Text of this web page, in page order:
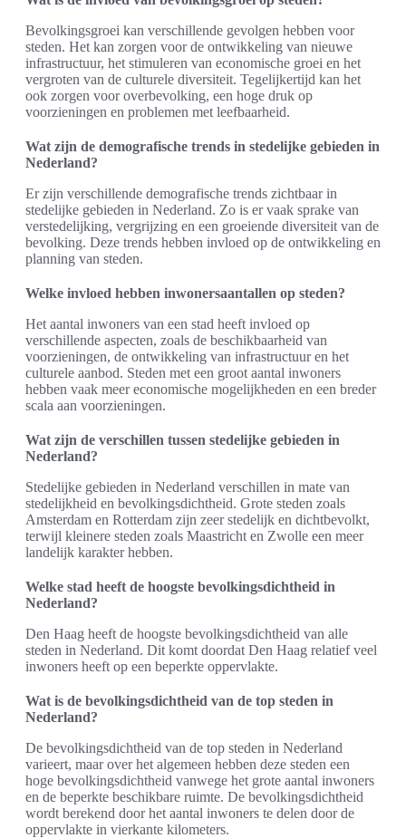
Bevolkingsgroei kan verschillende gevolgen hebben voor
steden. Het kan zorgen voor de ontwikkeling van nieuwe
infrastructuur, het stimuleren van economische groei en het
vergroten van de culturele diversiteit. Tegelijkertijd kan het
ook zorgen voor overbevolking, een hoge druk op
voorzieningen en problemen met leefbaarheid.
Wat zijn de demografische trends in stedelijke gebieden in
Nederland?
Er zijn verschillende demografische trends zichtbaar in
stedelijke gebieden in Nederland. Zo is er vaak sprake van
verstedelijking, vergrijzing en een groeiende diversiteit van de
bevolking. Deze trends hebben invloed op de ontwikkeling en
planning van steden.
Welke invloed hebben inwonersaantallen op steden?
Het aantal inwoners van een stad heeft invloed op
verschillende aspecten, zoals de beschikbaarheid van
voorzieningen, de ontwikkeling van infrastructuur en het
culturele aanbod. Steden met een groot aantal inwoners
hebben vaak meer economische mogelijkheden en een breder
scala aan voorzieningen.
Wat zijn de verschillen tussen stedelijke gebieden in
Nederland?
Stedelijke gebieden in Nederland verschillen in mate van
stedelijkheid en bevolkingsdichtheid. Grote steden zoals
Amsterdam en Rotterdam zijn zeer stedelijk en dichtbevolkt,
terwijl kleinere steden zoals Maastricht en Zwolle een meer
landelijk karakter hebben.
Welke stad heeft de hoogste bevolkingsdichtheid in
Nederland?
Den Haag heeft de hoogste bevolkingsdichtheid van alle
steden in Nederland. Dit komt doordat Den Haag relatief veel
inwoners heeft op een beperkte oppervlakte.
Wat is de bevolkingsdichtheid van de top steden in
Nederland?
De bevolkingsdichtheid van de top steden in Nederland
varieert, maar over het algemeen hebben deze steden een
hoge bevolkingsdichtheid vanwege het grote aantal inwoners
en de beperkte beschikbare ruimte. De bevolkingsdichtheid
wordt berekend door het aantal inwoners te delen door de
oppervlakte in vierkante kilometers.